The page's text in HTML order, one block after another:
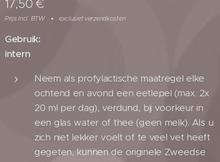
17,50 €
Prijs Incl. BTW exclusief verzendkosten
Gebruik:
intern
Neem als profylactische maatregel elke
ochtend en avond een eetlepel (max. 2x
20 ml per dag), verdund, bij voorkeur in
een glas water of thee (geen melk). Als u
zich niet lekker voelt of te veel vet heeft
gegeten, kunnen de originele Zweedse